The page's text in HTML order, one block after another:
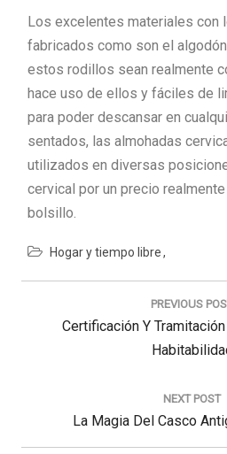
Los excelentes materiales con
fabricados como son el
estos rodillos sean realmente
hace uso de ellos y fáciles de
para poder descansar en
sentados, las almohadas
utilizados en diversas
cervical por un precio
bolsillo.
Hogar y tiempo libre
Navegación
PREVIOUS
Previous
Certificación Y
NEXT POST
Next
Post:
La Magia Del Casco